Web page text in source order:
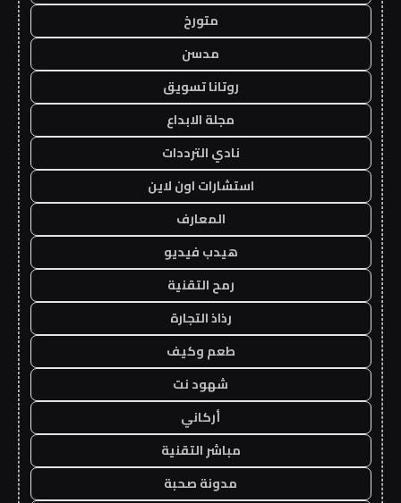
متورخ
مدسن
روتانا تسويق
مجلة الابداع
نادي الترددات
استشارات اون لاين
المعارف
هيدب فيديو
رمح التقنية
رذاذ التجارة
طعم وكيف
شهود نت
أركاني
مباشر التقنية
مدونة صحبة